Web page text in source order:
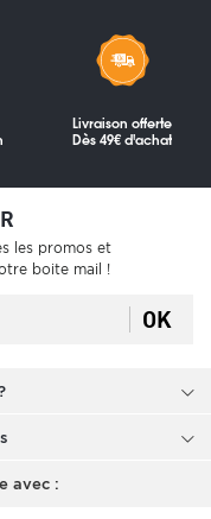
Livraison offerte
Dès 49€ d'achat
les promos et
boite mail !
OK
avec :